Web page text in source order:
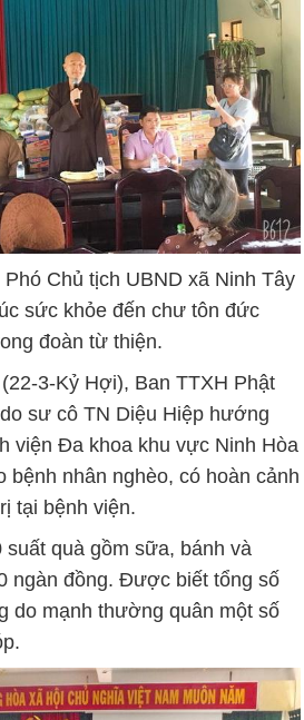
Chủ tịch UBND xã Ninh Tây
sức khỏe đến chư tôn đức
đoàn từ thiện.
3-Kỷ Hợi), Ban TTXH Phật
sư cô TN Diệu Hiệp hướng
viện Đa khoa khu vực Ninh Hòa
bệnh nhân nghèo, có hoàn cảnh
tại bệnh viện.
quà gồm sữa, bánh và
ngàn đồng. Được biết tổng số
do mạnh thường quân một số